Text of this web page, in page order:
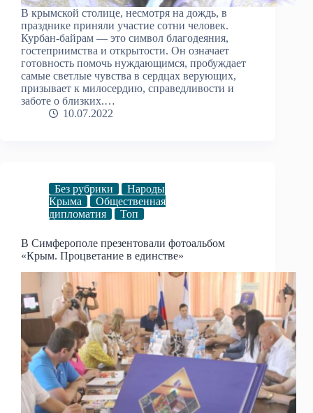
В крымской столице, несмотря на дождь, в
празднике приняли участие сотни человек.
Курбан-байрам — это символ благодеяния,
гостеприимства и открытости. Он означает
готовность помочь нуждающимся, пробуждает
самые светлые чувства в сердцах верующих,
призывает к милосердию, справедливости и
заботе о близких.…
10.07.2022
Без рубрики
Народы
Крыма
Общественная
дипломатия
Топ
В Симферополе презентовали фотоальбом
«Крым. Процветание в единстве»